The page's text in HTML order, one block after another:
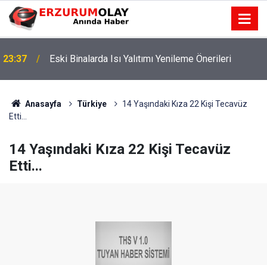
23:37 Eski Binalarda Isı Yalıtımı Yenileme Önerileri
Anasayfa Türkiye
14 Yaşındaki Kıza 22 Kişi Tecavüz
Etti...
14 Yaşındaki Kıza 22 Kişi Tecavüz
Etti...